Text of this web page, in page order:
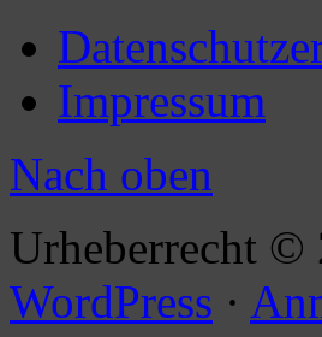
Impressum
Nach oben
Urheberrecht ©
WordPress ·